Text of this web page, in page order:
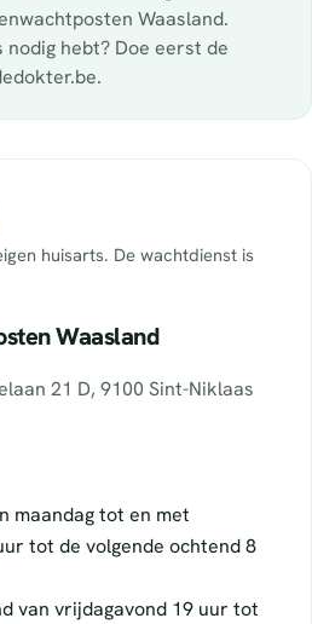
Waasland.
hebt? Doe eerst de
huisarts. De wachtdienst is
Waasland
21 D, 9100 Sint-Niklaas
maandag tot en met
tot de volgende ochtend 8
van vrijdagavond 19 uur tot